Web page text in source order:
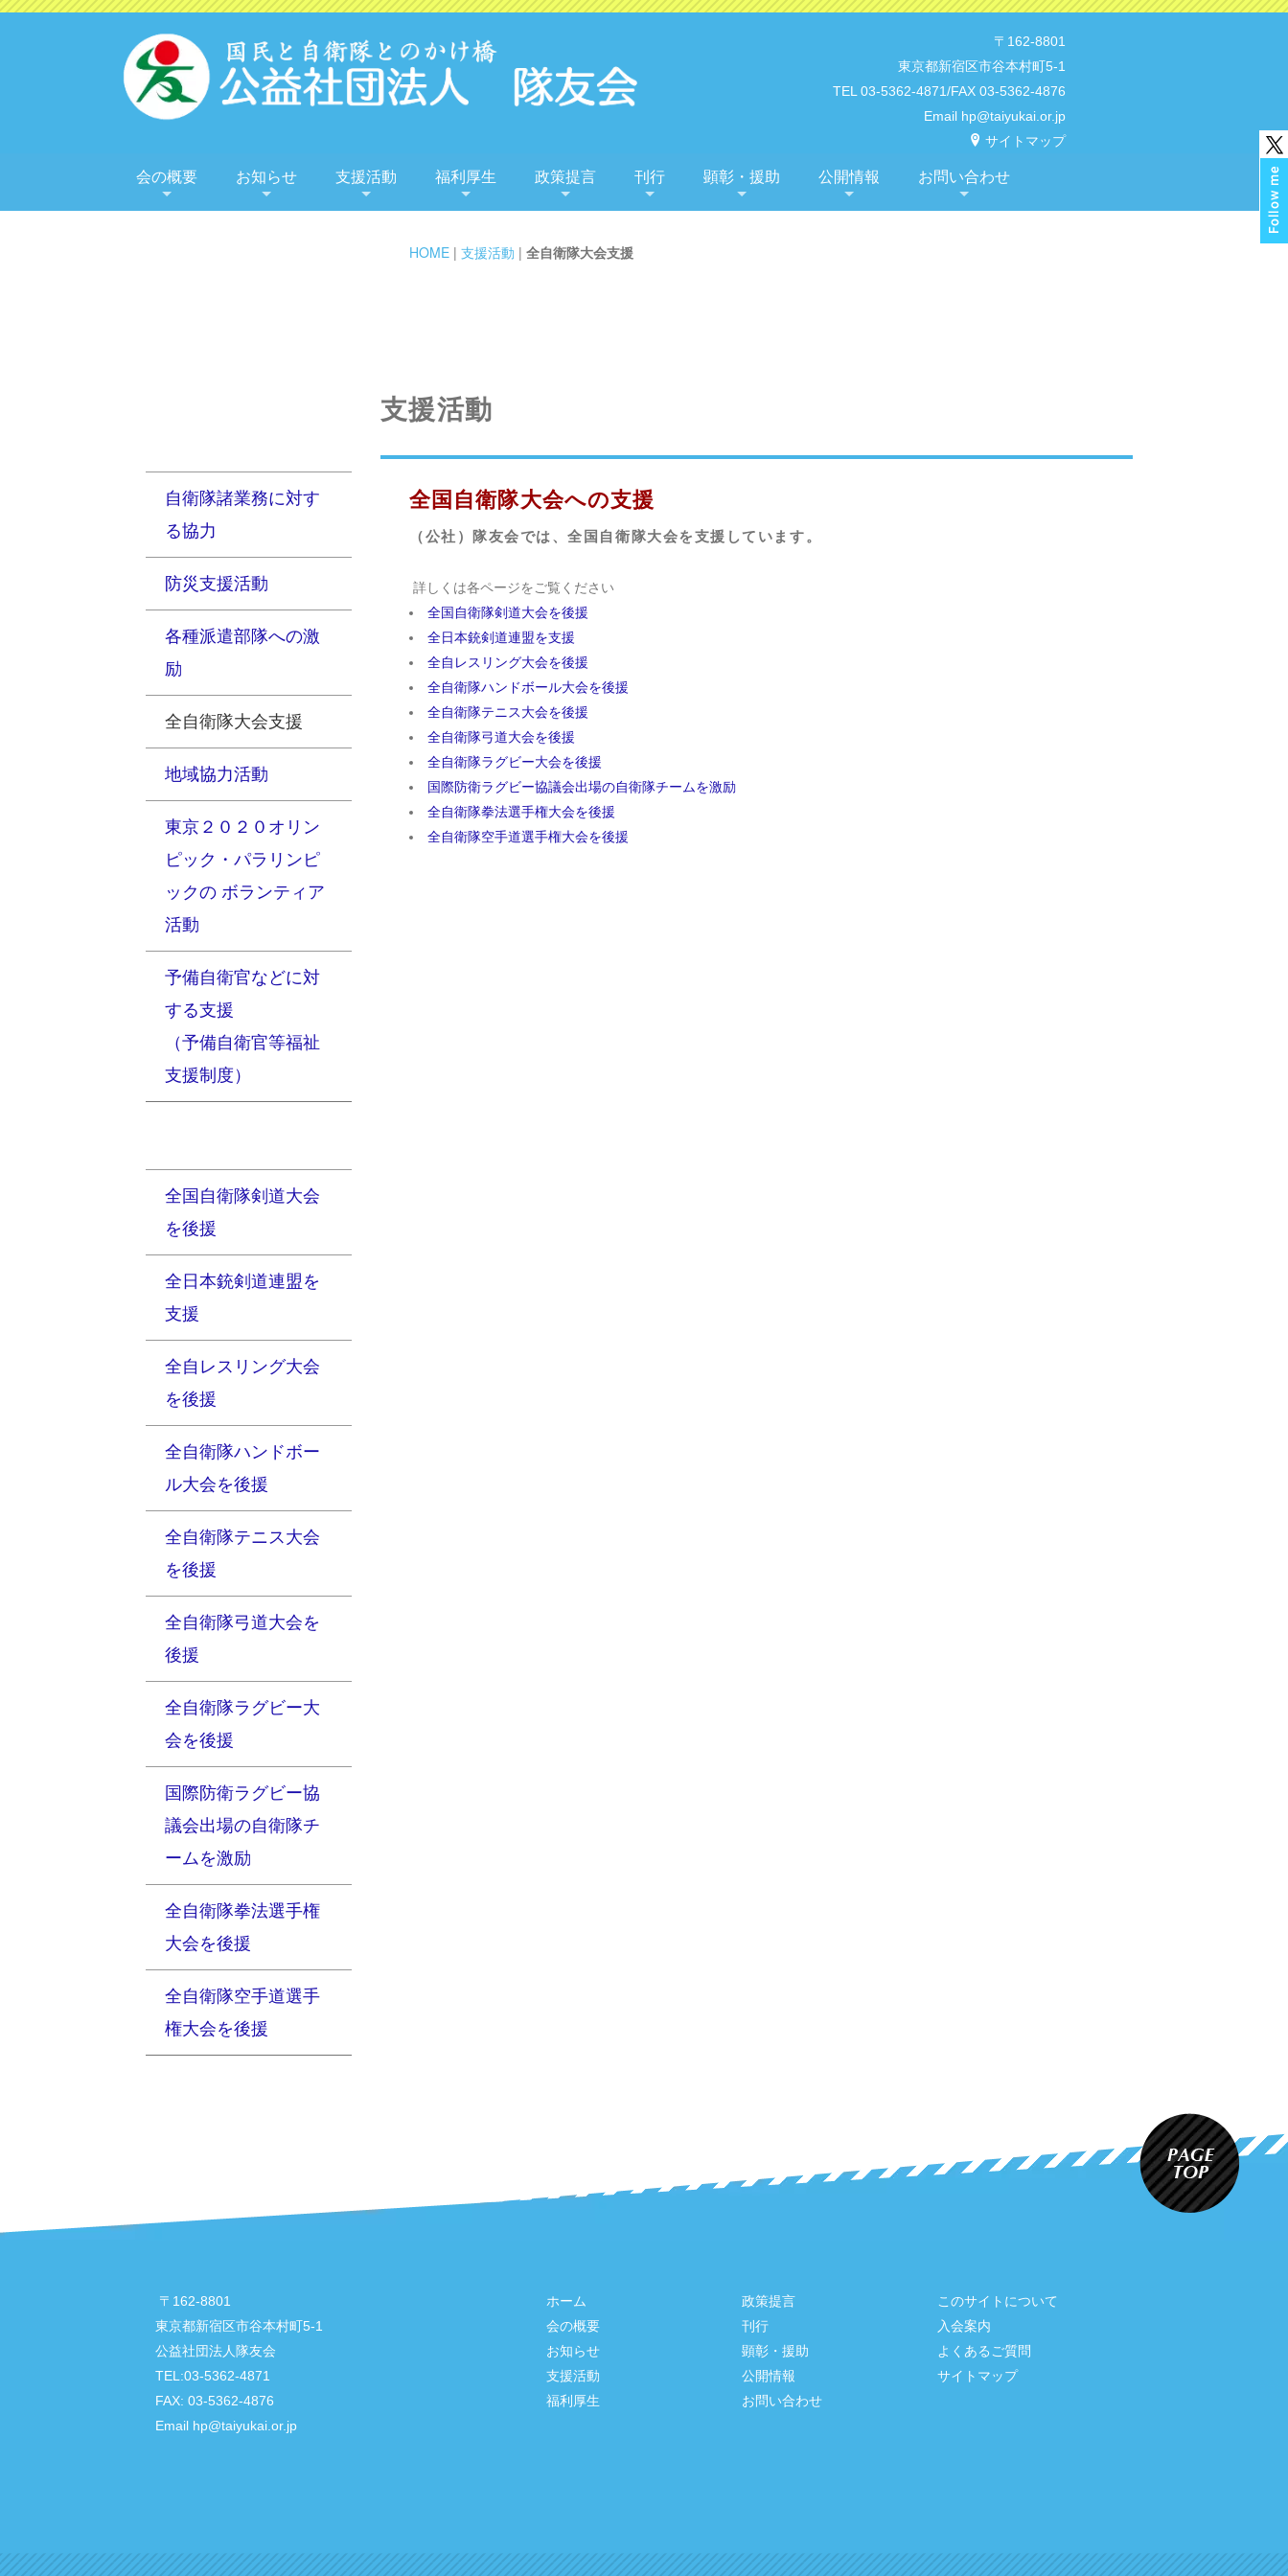
〒162-8801
東京都新宿区市谷本村町5-1
TEL 03-5362-4871/FAX 03-5362-4876
Email hp@taiyukai.or.jp
サイトマップ
会の概要 お知らせ 支援活動 福利厚生 政策提言 刊行 顕彰・援助 公開情報 お問い合わせ
HOME | 支援活動 | 全自衛隊大会支援
支援活動
全国自衛隊大会への支援
（公社）隊友会では、全国自衛隊大会を支援しています。
詳しくは各ページをご覧ください
全国自衛隊剣道大会を後援
全日本銃剣道連盟を支援
全自レスリング大会を後援
全自衛隊ハンドボール大会を後援
全自衛隊テニス大会を後援
全自衛隊弓道大会を後援
全自衛隊ラグビー大会を後援
国際防衛ラグビー協議会出場の自衛隊チームを激励
全自衛隊拳法選手権大会を後援
全自衛隊空手道選手権大会を後援
自衛隊諸業務に対す
る協力
防災支援活動
各種派遣部隊への激
励
全自衛隊大会支援
地域協力活動
東京２０２０オリン
ピック・パラリンピ
ックの ボランティア
活動
予備自衛官などに対
する支援
（予備自衛官等福祉
支援制度）
全国自衛隊剣道大会
を後援
全日本銃剣道連盟を
支援
全自レスリング大会
を後援
全自衛隊ハンドボー
ル大会を後援
全自衛隊テニス大会
を後援
全自衛隊弓道大会を
後援
全自衛隊ラグビー大
会を後援
国際防衛ラグビー協
議会出場の自衛隊チ
ームを激励
全自衛隊拳法選手権
大会を後援
全自衛隊空手道選手
権大会を後援
〒162-8801
東京都新宿区市谷本村町5-1
公益社団法人隊友会
TEL:03-5362-4871
FAX: 03-5362-4876
Email hp@taiyukai.or.jp
ホーム
会の概要
お知らせ
支援活動
福利厚生
政策提言
刊行
顕彰・援助
公開情報
お問い合わせ
このサイトについて
入会案内
よくあるご質問
サイトマップ